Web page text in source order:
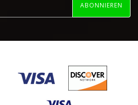
ABONNIEREN